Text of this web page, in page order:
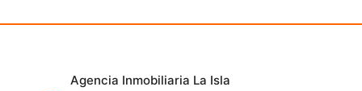
Agencia Inmobiliaria La Isla